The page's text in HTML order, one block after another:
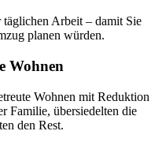
Arbeit – damit Sie
planen würden.
Wohnen
Wohnen mit Reduktion
Familie, übersiedelten die
den Rest.